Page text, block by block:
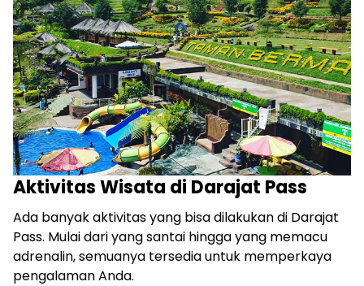
Aktivitas Wisata di Darajat Pass
Ada banyak aktivitas yang bisa dilakukan di Darajat
Pass. Mulai dari yang santai hingga yang memacu
adrenalin, semuanya tersedia untuk memperkaya
pengalaman Anda.